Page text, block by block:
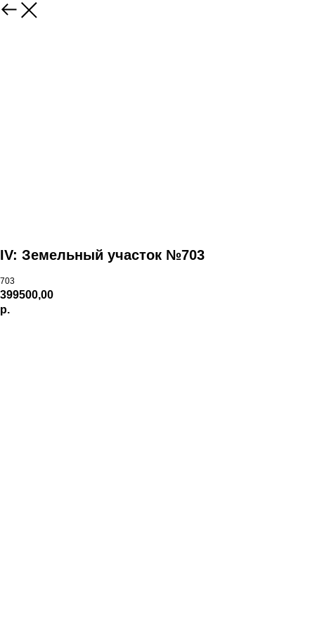
IV: Земельный участок №703
703
399500,00
р.